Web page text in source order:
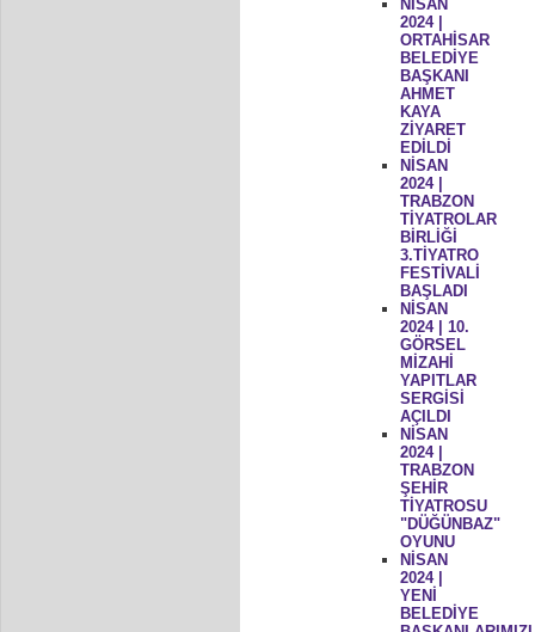
NİSAN
2024 |
ORTAHİSAR
BELEDİYE
BAŞKANI
AHMET
KAYA
ZİYARET
EDİLDİ
NİSAN
2024 |
TRABZON
TİYATROLAR
BİRLİĞİ
3.TİYATRO
FESTİVALİ
BAŞLADI
NİSAN
2024 | 10.
GÖRSEL
MİZAHİ
YAPITLAR
SERGİSİ
AÇILDI
NİSAN
2024 |
TRABZON
ŞEHİR
TİYATROSU
"DÜĞÜNBAZ"
OYUNU
NİSAN
2024 |
YENİ
BELEDİYE